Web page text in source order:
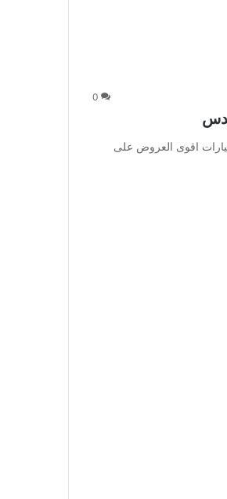
0
اقوى العروض على